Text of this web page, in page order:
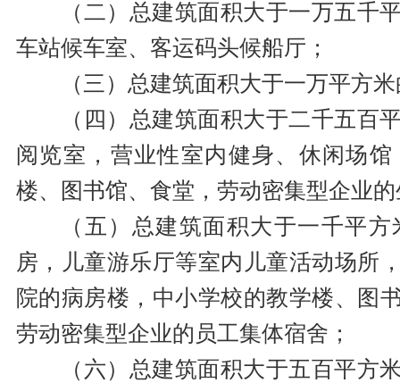
（二）总建筑面积大于一万五千
车站候车室、客运码头候船厅；
（三）总建筑面积大于一万平方
（四）总建筑面积大于二千五百
阅览室，营业性室内健身、休闲场
楼、图书馆、食堂，劳动密集型企业
（五）总建筑面积大于一千平
房，儿童游乐厅等室内儿童活动场所
院的病房楼，中小学校的教学楼、图
劳动密集型企业的员工集体宿舍；
（六）总建筑面积大于五百平方